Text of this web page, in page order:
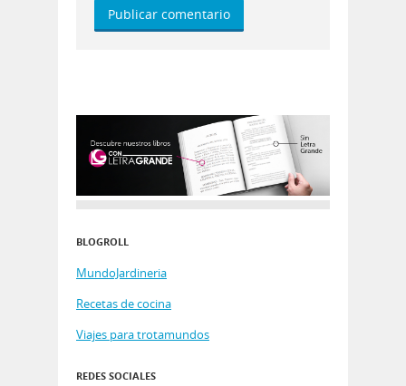
BLOGROLL
MundoJardineria
Recetas de cocina
Viajes para trotamundos
REDES SOCIALES